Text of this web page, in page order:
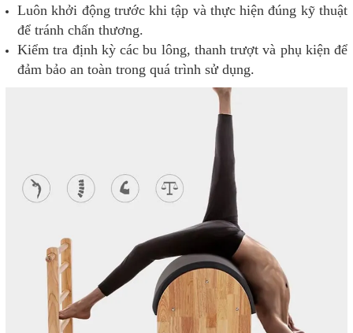
Luôn khởi động trước khi tập và thực hiện đúng kỹ thuật
để tránh chấn thương.
Kiểm tra định kỳ các bu lông, thanh trượt và phụ kiện để
đảm bảo an toàn trong quá trình sử dụng.